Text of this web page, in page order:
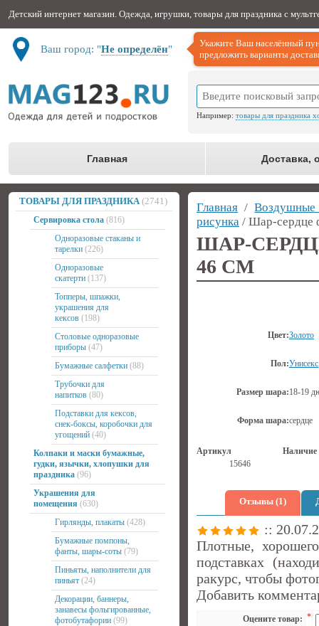
Детский интернет магазин. Одежда, игрушки, товары для праздника с
Ваш город: "Не определён"
Укажите Ваш населённый
предложить варианты
Например: товары для праздника
Главная Доставка,
ТОВАРЫ ДЛЯ ПРАЗДНИКА (2741)
Сервировка стола (816)
Одноразовые стаканы и
тарелки (226)
Одноразовые
скатерти (137)
Топперы, шпажки,
украшения для
кексов (198)
Столовые одноразовые
приборы (47)
Бумажные салфетки (88)
Трубочки для
напитков (80)
Подставки для кексов,
снек-боксы, коробочки для
угощений (40)
Колпаки и маски бумажные,
гудки, язычки, хлопушки для
праздника (96)
Украшения для
помещения (630)
Гирлянды, плакаты (428)
Бумажные помпоны,
фанты, шары-соты (79)
Пиньяты, наполнители для
пиньят (24)
Декорации, баннеры,
занавесы фольгированные,
фотобутафории (99)
Главная /
рисунка / Шар-сердце
ШАР-
46 СМ
Цвет:Золото
Пол:Унисекс
Размер шара:18-19
Форма шара:сердце
Артикул
Наличие
15646
Отзывы (1)
::
Плотные,
подставках
ракурс, чтобы
Добавить
Оцените товар: *